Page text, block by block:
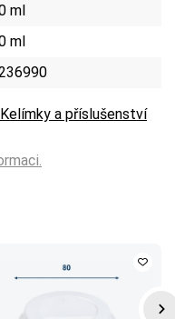
ml
ml
Kelímky a příslušenství